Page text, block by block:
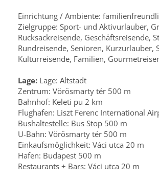
Einrichtung / Ambiente:
Zielgruppe: Sport- und Aktivurlauber,
Rucksackreisende, Geschäftsreisende,
Rundreisende, Senioren, Kurzurlauber,
Kulturreisende, Familien,
Lage: Lage: Altstadt
Zentrum: Vörösmarty tér 500 m
Bahnhof: Keleti pu 2 km
Flughafen: Liszt Ferenc International
Bushaltestelle: Bus Stop 500 m
U-Bahn: Vörösmarty tér 500 m
Einkaufsmöglichkeit: Váci utca 20 m
Hafen: Budapest 500 m
Restaurants + Bars: Váci utca 20 m